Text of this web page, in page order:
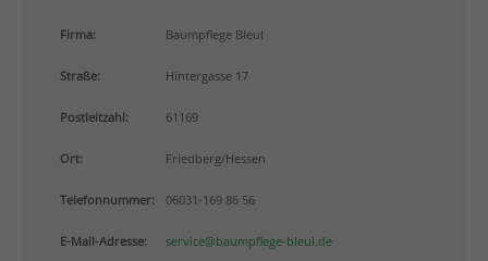
info@yourdomain.com
About us
Lorem ipsum dolor sit amet, consectetuer adipiscing
elit.
Aenean commodo ligula eget dolor. Aenean massa.
parturient montes, nascetur ridiculus mus. Donec
Firma: Baumpflege Bleul
Straße: Hintergasse 17
Postleitzahl: 61169
Ort: Friedberg/Hessen
Telefonnummer: 06031-169 86 56
E-Mail-Adresse: service@baumpflege-bleul.de